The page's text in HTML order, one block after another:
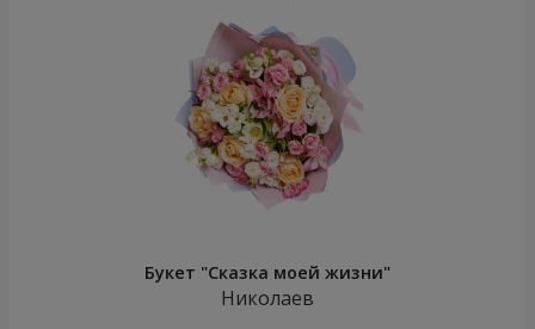
Букет "Сказка моей жизни"
Николаев